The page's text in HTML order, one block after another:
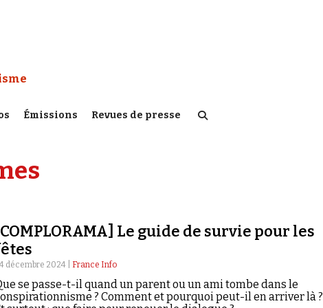
:
Émissions Revues de presse
[COMPLORAMA] Le guide de survie pour les
décembre 2024 | France Info
se passe-t-il quand un parent ou un ami tombe dans le
? Comment et pourquoi peut-il en arriver là ?